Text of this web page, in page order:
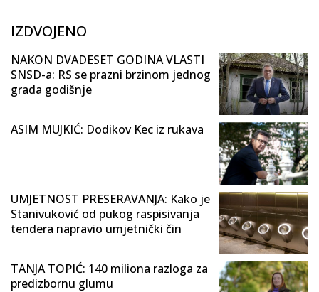
IZDVOJENO
NAKON DVADESET GODINA VLASTI
SNSD-a: RS se prazni brzinom jednog
grada godišnje
ASIM MUJKIĆ: Dodikov Kec iz rukava
UMJETNOST PRESERAVANJA: Kako je
Stanivuković od pukog raspisivanja
tendera napravio umjetnički čin
TANJA TOPIĆ: 140 miliona razloga za
predizbornu glumu